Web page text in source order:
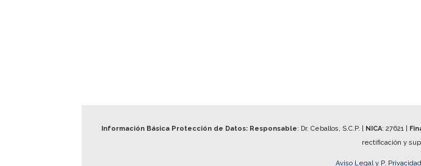
Información Básica Protección de Datos: Responsable: Dr. Ceballos, S.C.P. | NICA: 27621|
rectificación y
Aviso Legal y P. Privacidad